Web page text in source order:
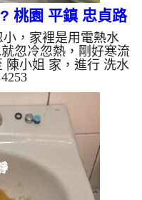
桃園 平鎮 忠貞路
，家裡是用電熱水
忽冷忽熱，剛好寒流
陳小姐 家，進行 洗水
碳酸鈣結石，本公司
檸檬酸水 至管路裡
機 ，啟動 脈衝波 模
就噴出白色髒水，像
水，還一直噴出小金
後， 水量恢復正常
如是自來水，如水管
鏽跟...